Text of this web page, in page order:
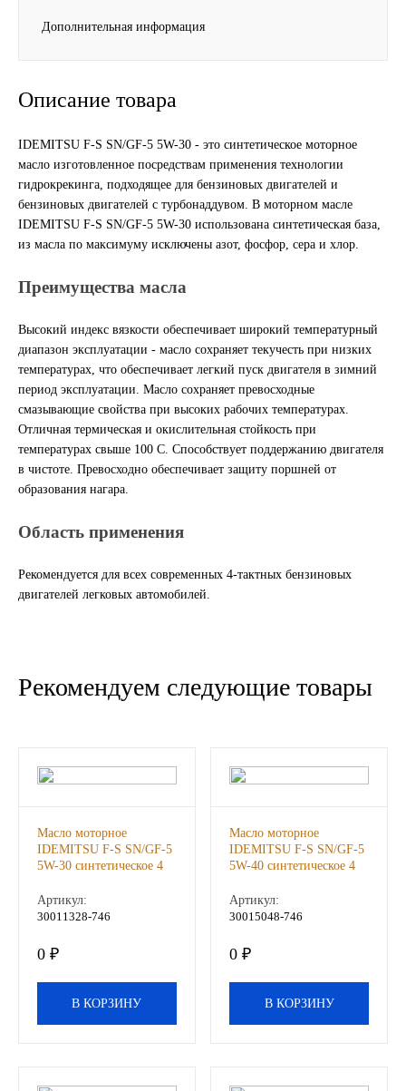
Другие бренды подшипников
Тормозные жидкости
Специальные жидкости
OIL RIGHT
АГРИНОЛ
ГАЗПРОМ
Автозапчасти
ЗИЛ
Иномарки
ЛИАЗ
МТЗ
Дополнительная информация
Описание товара
IDEMITSU F-S SN/GF-5 5W-30 - это синтетическое моторное
масло изготовленное посредствам применения технологии
гидрокрекинга, подходящее для бензиновых двигателей и
бензиновых двигателей с турбонаддувом. В моторном масле
IDEMITSU F-S SN/GF-5 5W-30 использована синтетическая база,
из масла по максимуму исключены азот, фосфор, сера и хлор.
Преимущества масла
Высокий индекс вязкости обеспечивает широкий температурный
диапазон эксплуатации - масло сохраняет текучесть при низких
температурах, что обеспечивает легкий пуск двигателя в зимний
период эксплуатации. Масло сохраняет превосходные
смазывающие свойства при высоких рабочих температурах.
Отличная термическая и окислительная стойкость при
температурах свыше 100 С. Способствует поддержанию двигателя
в чистоте. Превосходно обеспечивает защиту поршней от
образования нагара.
Область применения
Рекомендуется для всех современных 4-тактных бензиновых
двигателей легковых автомобилей.
Рекомендуем следующие товары
Масло моторное
IDEMITSU F-S SN/GF-5
5W-30 синтетическое 4
Артикул:
30011328-746
0 ₽
В КОРЗИНУ
Масло моторное
IDEMITSU F-S SN/GF-5
5W-40 синтетическое 4
Артикул:
30015048-746
0 ₽
В КОРЗИНУ